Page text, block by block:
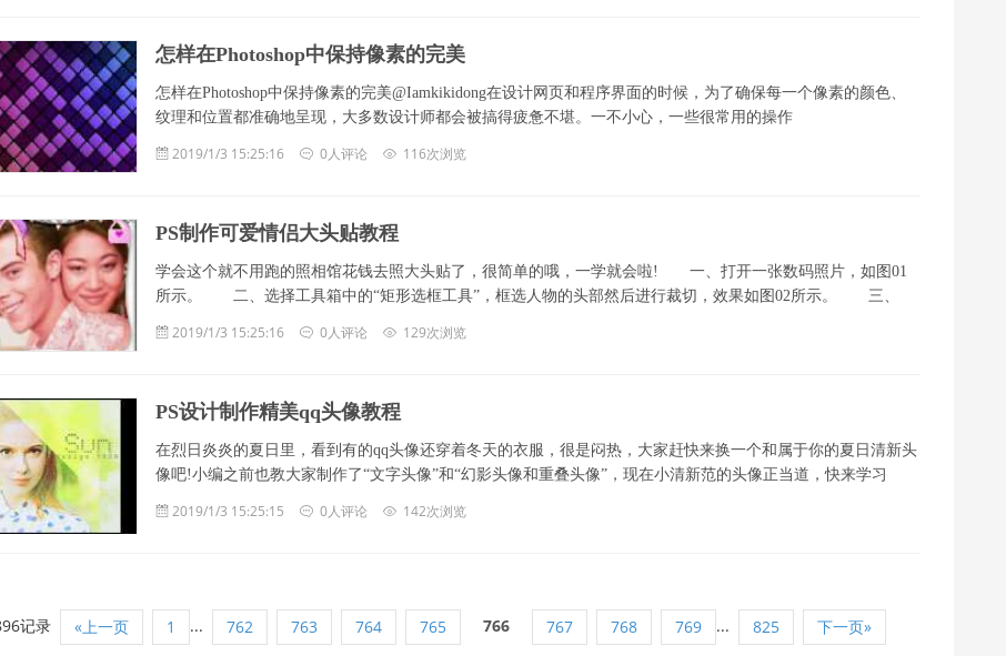
怎样在Photoshop中保持像素的完美
怎样在Photoshop中保持像素的完美@Iamkikidong在设计网页和程序界面的时候，为了确保每一个像素的颜色、
纹理和位置都准确地呈现，大多数设计师都会被搞得疲惫不堪。一不小心，一些很常用的操作
2019/1/3 15:25:16 0人评论 116次浏览
PS制作可爱情侣大头贴教程
学会这个就不用跑的照相馆花钱去照大头贴了，很简单的哦，一学就会啦! 一、打开一张数码照片，如图01
所示。 二、选择工具箱中的“矩形选框工具”，框选人物的头部然后进行裁切，效果如图02所示。 三、
2019/1/3 15:25:16 0人评论 129次浏览
PS设计制作精美qq头像教程
在烈日炎炎的夏日里，看到有的qq头像还穿着冬天的衣服，很是闷热，大家赶快来换一个和属于你的夏日清新头
像吧!小编之前也教大家制作了“文字头像”和“幻影头像和重叠头像”，现在小清新范的头像正当道，快来学习
2019/1/3 15:25:15 0人评论 142次浏览
记录 «上一页 1 ... 762 763 764 765 766 767 768 769 ... 825 下一页»